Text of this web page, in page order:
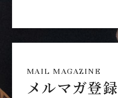
MAIL MAGAZINE
メルマガ登録